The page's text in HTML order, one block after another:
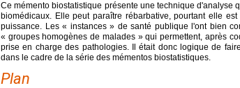
Ce mémento biostatistique présente une technique d'analyse
biomédicaux. Elle peut paraître rébarbative, pourtant elle
puissance. Les « instances » de santé publique l'ont bien
« groupes homogènes de malades » qui permettent, après
prise en charge des pathologies. Il était donc logique de
dans le cadre de la série des mémentos biostatistiques.
Plan